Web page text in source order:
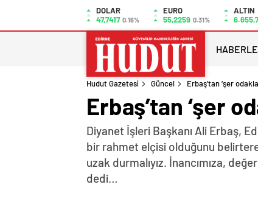
DOLAR
47,7417 0.16%
EURO
55,2259 0.31%
ALTIN
Hudut Gazetesi Güncel Erbaş’tan ‘şer
Erbaş’tan ‘şer
Diyanet İşleri Başkanı Ali Erbaş,
bir rahmet elçisi olduğunu
uzak durmalıyız. İnancımıza,
dedi…